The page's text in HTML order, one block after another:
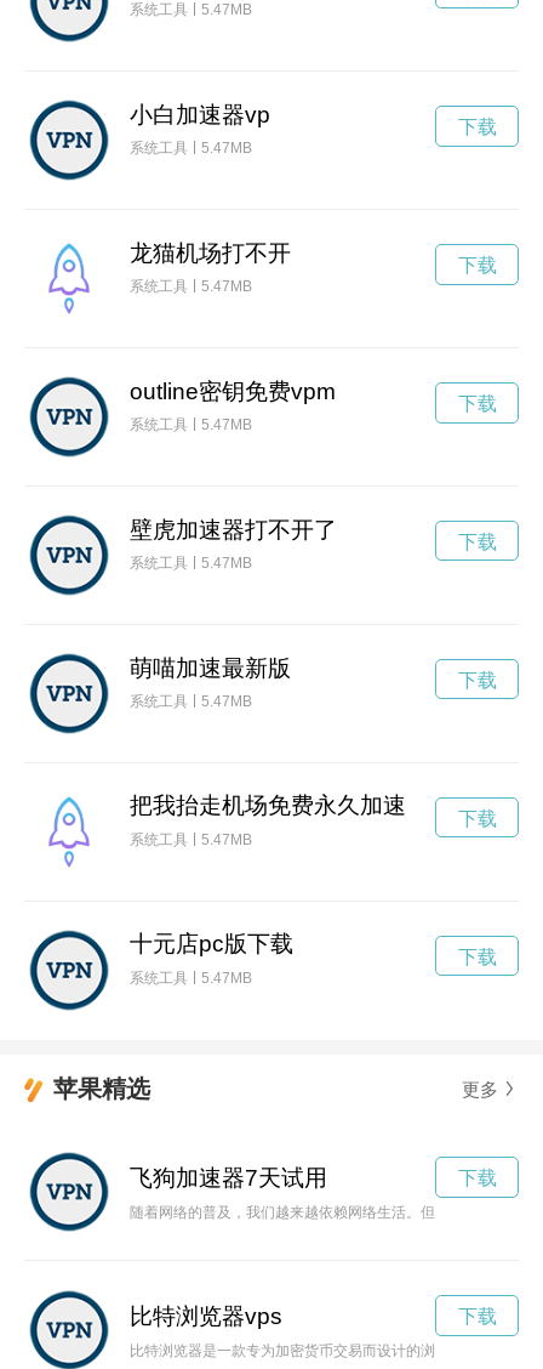
系统工具 5.47MB
小白加速器vp
系统工具 5.47MB
下载
龙猫机场打不开
系统工具 5.47MB
下载
outline密钥免费vpm
系统工具 5.47MB
下载
壁虎加速器打不开了
系统工具 5.47MB
下载
萌喵加速最新版
系统工具 5.47MB
下载
把我抬走机场免费永久加速
系统工具 5.47MB
下载
十元店pc版下载
系统工具 5.47MB
下载
苹果精选 更多
飞狗加速器7天试用
随着网络的普及，我们越来越依赖网络生活。但是在网络高峰
下载
比特浏览器vps
比特浏览器是一款专为加密货币交易而设计的浏览器，具有高
下载